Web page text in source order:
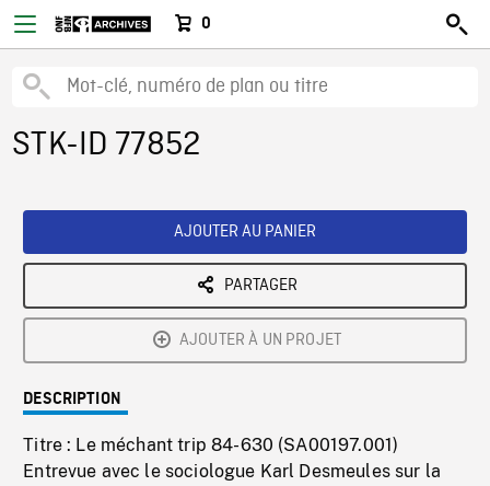
0
STK-ID 77852
AJOUTER AU PANIER
PARTAGER
AJOUTER À UN PROJET
DESCRIPTION
Titre : Le méchant trip 84-630 (SA00197.001)
Entrevue avec le sociologue Karl Desmeules sur la